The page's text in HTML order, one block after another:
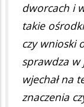
dworcach i
takie
czy wnioski
sprawdza w
wjechał na
znaczenia